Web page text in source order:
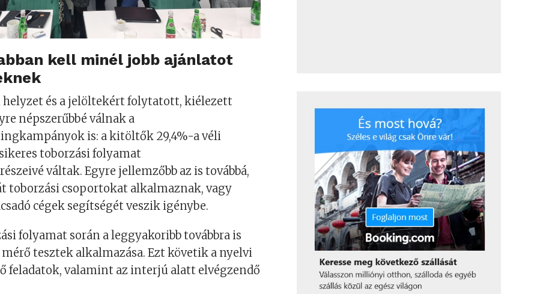
kell minél jobb ajánlatot
helyzet és a jelöltekért folytatott, kiélezett
népszerűbbé válnak a
is: akitöltők 29,4%-a véli
toborzási folyamat
részeivé váltak. Egyre jellemzőbb az is továbbá,
toborzási csoportokat alkalmaznak, vagy
cégek segítségét veszik igénybe.
folyamat során a leggyakoribb továbbra is
tesztek alkalmazása. Ezt követik a nyelvi
feladatok, valamint az interjú alatt elvégzendő